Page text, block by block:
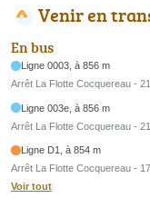
Venir en
En bus
Ligne 0003, à 856 m
Arrêt La Flotte Cocquereau -
Ligne 003e, à 856 m
Arrêt La Flotte Cocquereau -
Ligne D1, à 854 m
Arrêt La Flotte Cocquereau -
Voir tout